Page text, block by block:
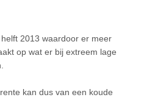
2013 waardoor er meer
op wat er bij extreem lage
kan dus van een koude